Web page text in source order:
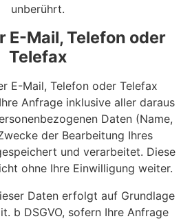
unberührt.
E-Mail, Telefon oder
Telefax
E-Mail, Telefon oder Telefax
Anfrage inklusive aller daraus
Daten (Name,
der Bearbeitung Ihres
und verarbeitet. Diese
ohne Ihre Einwilligung weiter.
Daten erfolgt auf Grundlage
b DSGVO, sofern Ihre Anfrage